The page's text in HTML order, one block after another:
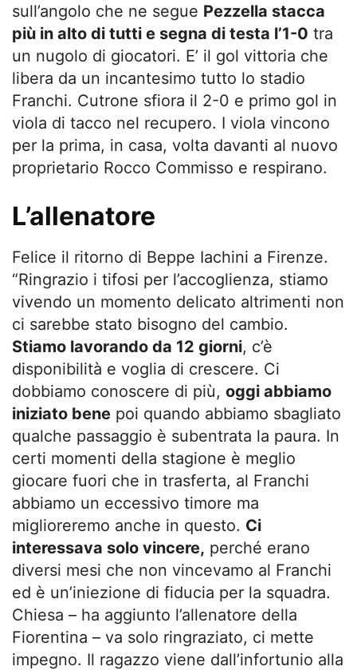
sull’angolo che ne segue Pezzella stacca
più in alto di tutti e segna di testa l’1-0 tra
un nugolo di giocatori. E’ il gol vittoria che
libera da un incantesimo tutto lo stadio
Franchi. Cutrone sfiora il 2-0 e primo gol in
viola di tacco nel recupero. I viola vincono
per la prima, in casa, volta davanti al nuovo
proprietario Rocco Commisso e respirano.
L’allenatore
Felice il ritorno di Beppe Iachini a Firenze.
“Ringrazio i tifosi per l’accoglienza, stiamo
vivendo un momento delicato altrimenti non
ci sarebbe stato bisogno del cambio.
Stiamo lavorando da 12 giorni, c’è
disponibilità e voglia di crescere. Ci
dobbiamo conoscere di più, oggi abbiamo
iniziato bene poi quando abbiamo sbagliato
qualche passaggio è subentrata la paura. In
certi momenti della stagione è meglio
giocare fuori che in trasferta, al Franchi
abbiamo un eccessivo timore ma
miglioreremo anche in questo. Ci
interessava solo vincere, perché erano
diversi mesi che non vincevamo al Franchi
ed è un’iniezione di fiducia per la squadra.
Chiesa – ha aggiunto l’allenatore della
Fiorentina – va solo ringraziato, ci mette
impegno. Il ragazzo viene dall’infortunio alla